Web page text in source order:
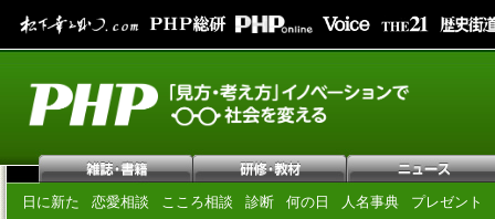
日に新た 恋愛相談 こころ相談 診断 何の日 人名事典 プレゼント